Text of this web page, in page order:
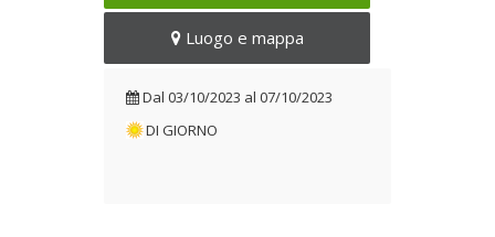
Luogo e mappa
Dal 03/10/2023 al 07/10/2023
DI GIORNO